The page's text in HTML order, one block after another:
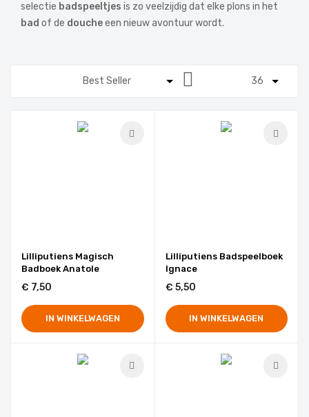
selectie badspeeltjes is zo veelzijdig dat elke plons in het
bad of de doucheeen nieuw avontuur wordt.
Lilliputiens Magisch
Badboek Anatole
€ 7,50
IN WINKELWAGEN
Lilliputiens Badspeelboek
Ignace
€ 5,50
IN WINKELWAGEN